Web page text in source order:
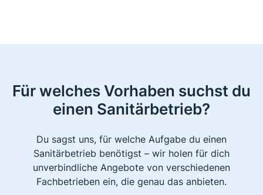
Für welches Vorhaben suchst du
einen Sanitärbetrieb?
Du sagst uns, für welche Aufgabe du einen
Sanitärbetrieb benötigst – wir holen für dich
unverbindliche Angebote von verschiedenen
Fachbetrieben ein, die genau das anbieten.